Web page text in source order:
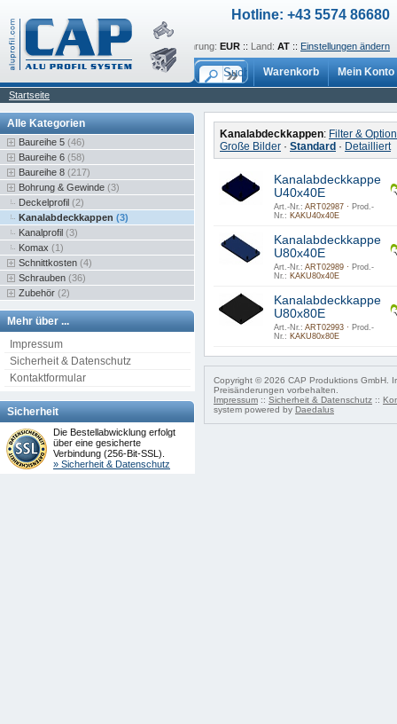
Hotline: +43 5574 86680
Sprache: de:: Währung: EUR :: Land: AT :: Einstellungen ändern
Warenkorb Mein Konto
Startseite
Alle Kategorien
Baureihe 5 (46)
Baureihe 6 (58)
Baureihe 8 (217)
Bohrung & Gewinde (3)
Deckelprofil (2)
Kanalabdeckkappen (3)
Kanalprofil (3)
Komax (1)
Schnittkosten (4)
Schrauben (36)
Zubehör (2)
Mehr über ...
Impressum
Sicherheit & Datenschutz
Kontaktformular
Sicherheit
Die Bestellabwicklung erfolgt
über eine gesicherte
Verbindung (256-Bit-SSL).
» Sicherheit & Datenschutz
Kanalabdeckkappen: Filter &
Große Bilder · Standard · Detailliert
Kanalabdeckkappe
U40x40E
Art.-Nr.: ART02987 · Prod.-
Nr.: KAKU40x40E
Kanalabdeckkappe
U80x40E
Art.-Nr.: ART02989 · Prod.-
Nr.: KAKU80x40E
Kanalabdeckkappe
U80x80E
Art.-Nr.: ART02993 · Prod.-
Nr.: KAKU80x80E
Copyright © 2026 CAP Produktions GmbH.
Preisänderungen vorbehalten.
Impressum :: Sicherheit & Datenschutz ::
system powered by Daedalus